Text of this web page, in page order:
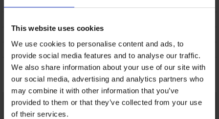
This website uses cookies
We use cookies to personalise content and ads, to
provide social media features and to analyse our traffic.
We also share information about your use of our site with
our social media, advertising and analytics partners who
may combine it with other information that you’ve
provided to them or that they’ve collected from your use
of their services.
ΣΥΝΤΗΡΗΣΗ ΚΑΙ ΠΛΥΣΗ
Η ΜΆΡΚΑ
Μπορεί να σας αρέσει